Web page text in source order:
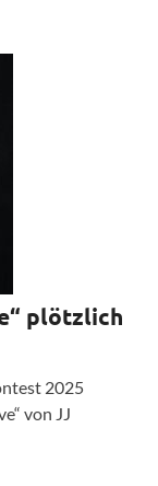
plötzlich
2025
von JJ